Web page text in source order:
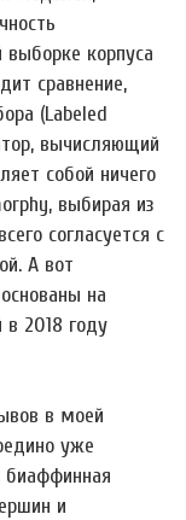
выборке корпуса
сравнение,
(Labeled
вычисляющий
собой ничего
выбирая из
согласуется с
А вот
на
в 2018 году
в моей
уже
и